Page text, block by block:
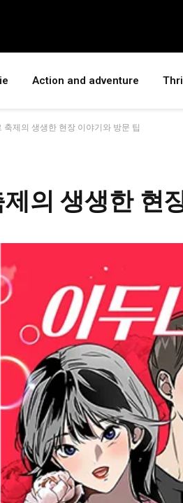
Action and adventure
축제의 생생한 현장 이야기와 방문 팁
의 생생한 현